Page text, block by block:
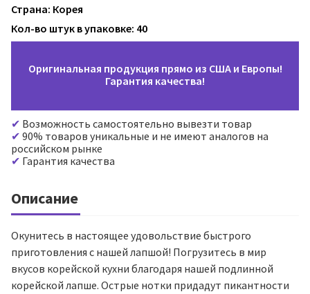
Страна: Корея
Кол-во штук в упаковке: 40
Оригинальная продукция прямо из США и Европы!
Гарантия качества!
Возможность самостоятельно вывезти товар
90% товаров уникальные и не имеют аналогов на
российском рынке
Гарантия качества
Описание
Окунитесь в настоящее удовольствие быстрого
приготовления с нашей лапшой! Погрузитесь в мир
вкусов корейской кухни благодаря нашей подлинной
корейской лапше. Острые нотки придадут пикантности